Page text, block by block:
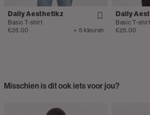
Daily Aesthetikz
Basic T-shirt
€25.00
+ 5 kleuren
Daily
Basic T-shirt
€25.00
Misschien is dit ook iets voor jou?